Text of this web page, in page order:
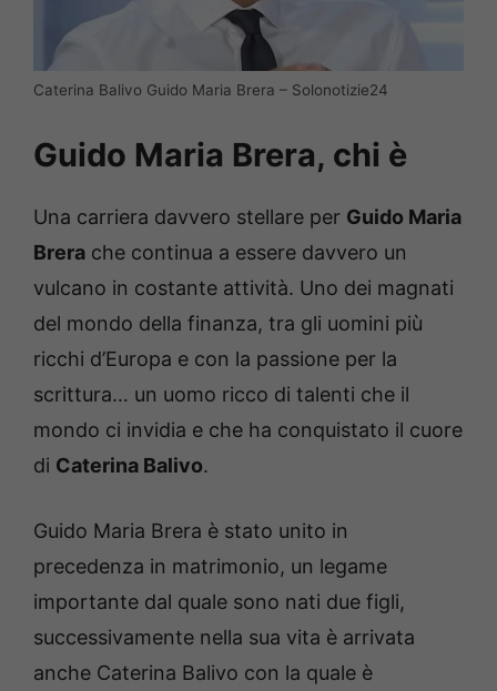
Caterina Balivo Guido Maria Brera – Solonotizie24
Guido Maria Brera, chi è
Una carriera davvero stellare per Guido Maria
Brera che continua a essere davvero un
vulcano in costante attività. Uno dei magnati
del mondo della finanza, tra gli uomini più
ricchi d’Europa e con la passione per la
scrittura… un uomo ricco di talenti che il
mondo ci invidia e che ha conquistato il cuore
di Caterina Balivo.
Guido Maria Brera è stato unito in
precedenza in matrimonio, un legame
importante dal quale sono nati due figli,
successivamente nella sua vita è arrivata
anche Caterina Balivo con la quale è